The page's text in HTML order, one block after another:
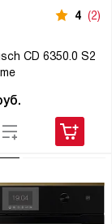
CD 6350.0 S2
4 (2)